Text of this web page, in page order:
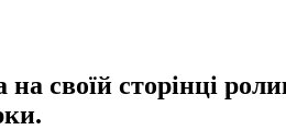
на своїй сторінці